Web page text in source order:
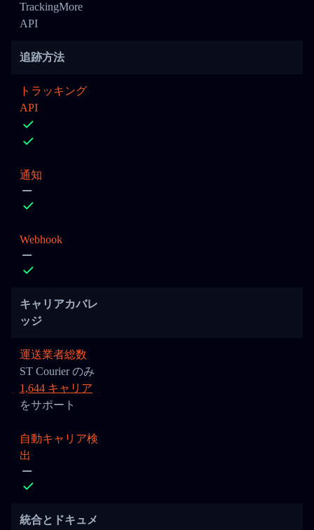
TrackingMore
API
追跡方法
トラッキング
API
通知
Webhook
キャリアカバレ
ッジ
運送業者総数
ST Courier のみ
1,644 キャリア
をサポート
自動キャリア検
出
統合とドキュメ